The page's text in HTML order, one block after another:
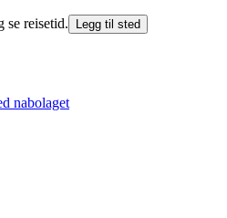
se reisetid. Legg til sted
nabolaget